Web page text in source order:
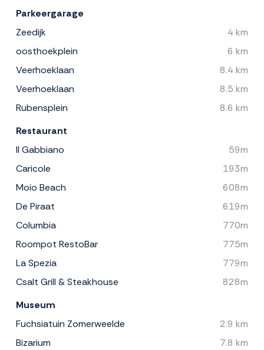
Parkeergarage
Zeedijk
4 km
oosthoekplein
6 km
Veerhoeklaan
8.4 km
Veerhoeklaan
8.5 km
Rubensplein
8.6 km
Restaurant
Il Gabbiano
59m
Caricole
193m
Moio Beach
608m
De Piraat
619m
Columbia
770m
Roompot RestoBar
775m
La Spezia
779m
Csalt Grill & Steakhouse
828m
Museum
Fuchsiatuin Zomerweelde
2.9 km
Bizarium
7.8 km